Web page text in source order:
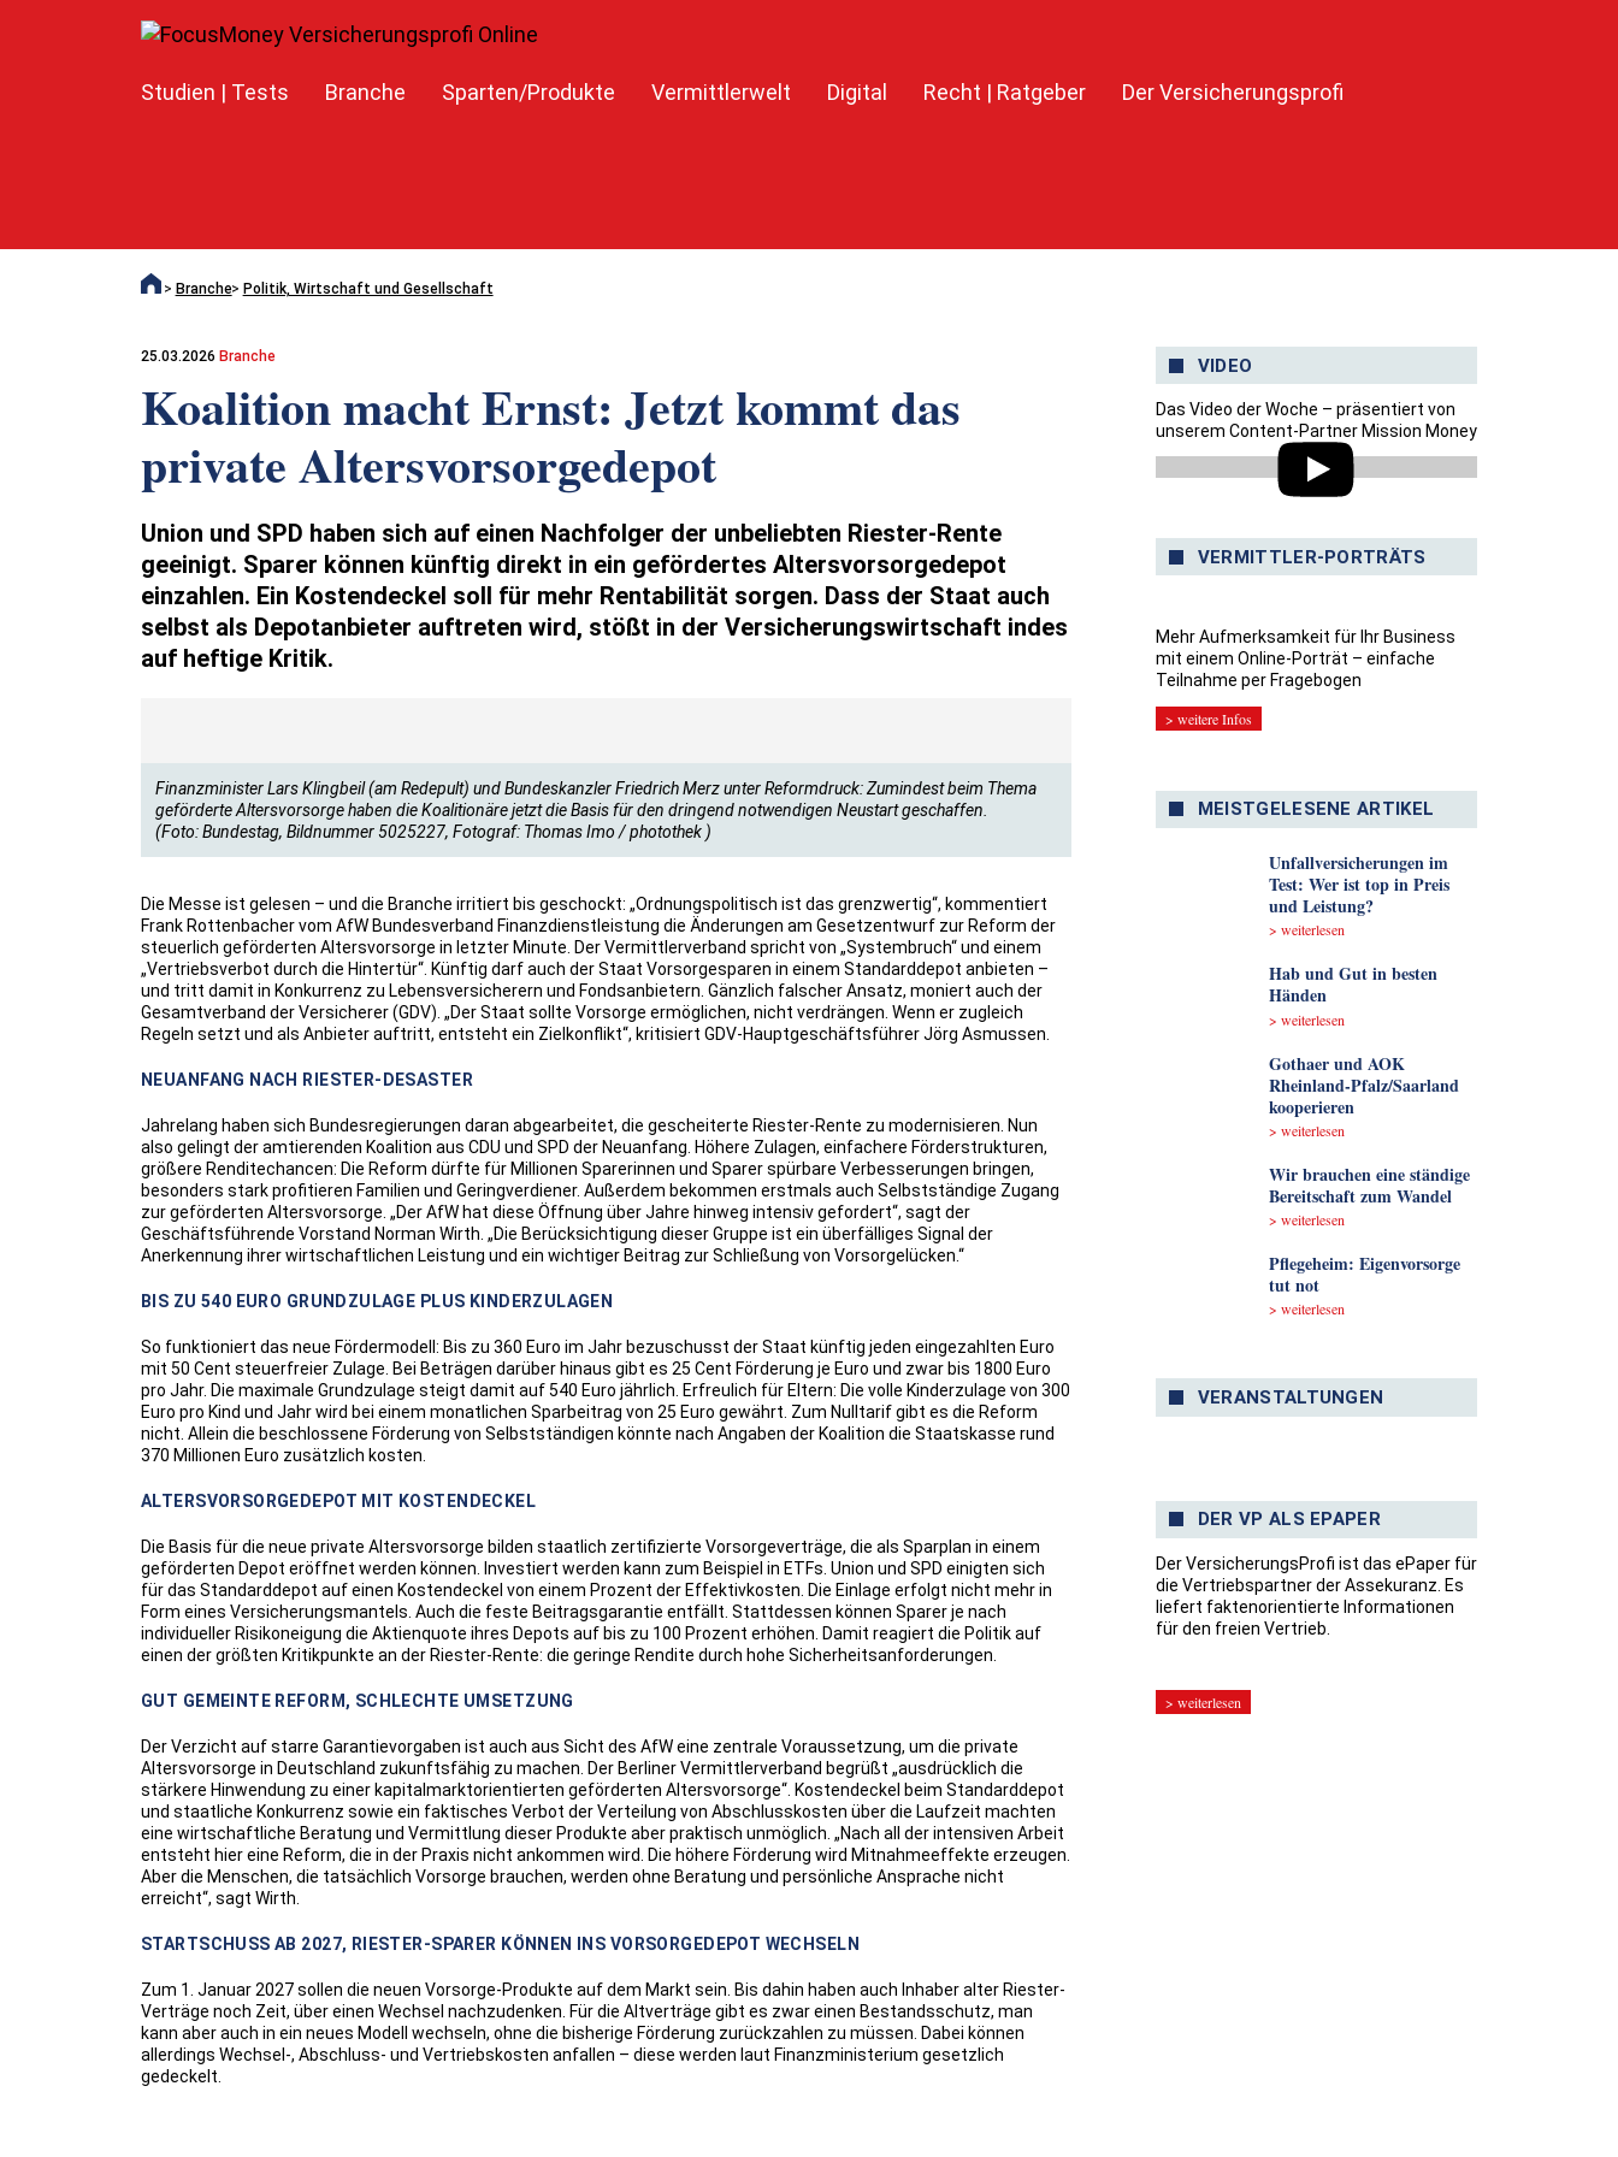
Studien | Tests Branche Sparten/Produkte Vermittlerwelt Digital Recht | Ratgeber Der Versicherungsprofi
Branche Politik, Wirtschaft und Gesellschaft
25.03.2026 Branche
Koalition macht Ernst: Jetzt kommt das
private Altersvorsorgedepot
Union und SPD haben sich auf einen Nachfolger der unbeliebten Riester-Rente
geeinigt. Sparer können künftig direkt in ein gefördertes Altersvorsorgedepot
einzahlen. Ein Kostendeckel soll für mehr Rentabilität sorgen. Dass der Staat auch
selbst als Depotanbieter auftreten wird, stößt in der Versicherungswirtschaft indes
auf heftige Kritik.
Finanzminister Lars Klingbeil (am Redepult) und Bundeskanzler Friedrich Merz unter Reformdruck: Zumindest beim Thema
geförderte Altersvorsorge haben die Koalitionäre jetzt die Basis für den dringend notwendigen Neustart geschaffen.
(Foto: Bundestag, Bildnummer 5025227, Fotograf: Thomas Imo / photothek )
Die Messe ist gelesen – und die Branche irritiert bis geschockt: „Ordnungspolitisch ist das grenzwertig“, kommentiert
Frank Rottenbacher vom AfW Bundesverband Finanzdienstleistung die Änderungen am Gesetzentwurf zur Reform der
steuerlich geförderten Altersvorsorge in letzter Minute. Der Vermittlerverband spricht von „Systembruch“ und einem
„Vertriebsverbot durch die Hintertür“. Künftig darf auch der Staat Vorsorgesparen in einem Standarddepot anbieten –
und tritt damit in Konkurrenz zu Lebensversicherern und Fondsanbietern. Gänzlich falscher Ansatz, moniert auch der
Gesamtverband der Versicherer (GDV). „Der Staat sollte Vorsorge ermöglichen, nicht verdrängen. Wenn er zugleich
Regeln setzt und als Anbieter auftritt, entsteht ein Zielkonflikt“, kritisiert GDV-Hauptgeschäftsführer Jörg Asmussen.
NEUANFANG NACH RIESTER-DESASTER
Jahrelang haben sich Bundesregierungen daran abgearbeitet, die gescheiterte Riester-Rente zu modernisieren. Nun
also gelingt der amtierenden Koalition aus CDU und SPD der Neuanfang. Höhere Zulagen, einfachere Förderstrukturen,
größere Renditechancen: Die Reform dürfte für Millionen Sparerinnen und Sparer spürbare Verbesserungen bringen,
besonders stark profitieren Familien und Geringverdiener. Außerdem bekommen erstmals auch Selbstständige Zugang
zur geförderten Altersvorsorge. „Der AfW hat diese Öffnung über Jahre hinweg intensiv gefordert“, sagt der
Geschäftsführende Vorstand Norman Wirth. „Die Berücksichtigung dieser Gruppe ist ein überfälliges Signal der
Anerkennung ihrer wirtschaftlichen Leistung und ein wichtiger Beitrag zur Schließung von Vorsorgelücken.“
BIS ZU 540 EURO GRUNDZULAGE PLUS KINDERZULAGEN
So funktioniert das neue Fördermodell: Bis zu 360 Euro im Jahr bezuschusst der Staat künftig jeden eingezahlten Euro
mit 50 Cent steuerfreier Zulage. Bei Beträgen darüber hinaus gibt es 25 Cent Förderung je Euro und zwar bis 1800 Euro
pro Jahr. Die maximale Grundzulage steigt damit auf 540 Euro jährlich. Erfreulich für Eltern: Die volle Kinderzulage von 300
Euro pro Kind und Jahr wird bei einem monatlichen Sparbeitrag von 25 Euro gewährt. Zum Nulltarif gibt es die Reform
nicht. Allein die beschlossene Förderung von Selbstständigen könnte nach Angaben der Koalition die Staatskasse rund
370 Millionen Euro zusätzlich kosten.
ALTERSVORSORGEDEPOT MIT KOSTENDECKEL
Die Basis für die neue private Altersvorsorge bilden staatlich zertifizierte Vorsorgeverträge, die als Sparplan in einem
geförderten Depot eröffnet werden können. Investiert werden kann zum Beispiel in ETFs. Union und SPD einigten sich
für das Standarddepot auf einen Kostendeckel von einem Prozent der Effektivkosten. Die Einlage erfolgt nicht mehr in
Form eines Versicherungsmantels. Auch die feste Beitragsgarantie entfällt. Stattdessen können Sparer je nach
individueller Risikoneigung die Aktienquote ihres Depots auf bis zu 100 Prozent erhöhen. Damit reagiert die Politik auf
einen der größten Kritikpunkte an der Riester-Rente: die geringe Rendite durch hohe Sicherheitsanforderungen.
GUT GEMEINTE REFORM, SCHLECHTE UMSETZUNG
Der Verzicht auf starre Garantievorgaben ist auch aus Sicht des AfW eine zentrale Voraussetzung, um die private
Altersvorsorge in Deutschland zukunftsfähig zu machen. Der Berliner Vermittlerverband begrüßt „ausdrücklich die
stärkere Hinwendung zu einer kapitalmarktorientierten geförderten Altersvorsorge“. Kostendeckel beim Standarddepot
und staatliche Konkurrenz sowie ein faktisches Verbot der Verteilung von Abschlusskosten über die Laufzeit machten
eine wirtschaftliche Beratung und Vermittlung dieser Produkte aber praktisch unmöglich. „Nach all der intensiven Arbeit
entsteht hier eine Reform, die in der Praxis nicht ankommen wird. Die höhere Förderung wird Mitnahmeeffekte erzeugen.
Aber die Menschen, die tatsächlich Vorsorge brauchen, werden ohne Beratung und persönliche Ansprache nicht
erreicht“, sagt Wirth.
STARTSCHUSS AB 2027, RIESTER-SPARER KÖNNEN INS VORSORGEDEPOT WECHSELN
Zum 1. Januar 2027 sollen die neuen Vorsorge-Produkte auf dem Markt sein. Bis dahin haben auch Inhaber alter Riester-
Verträge noch Zeit, über einen Wechsel nachzudenken. Für die Altverträge gibt es zwar einen Bestandsschutz, man
kann aber auch in ein neues Modell wechseln, ohne die bisherige Förderung zurückzahlen zu müssen. Dabei können
allerdings Wechsel-, Abschluss- und Vertriebskosten anfallen – diese werden laut Finanzministerium gesetzlich
gedeckelt.
VIDEO
Das Video der Woche – präsentiert von
unserem Content-Partner Mission Money
VERMITTLER-PORTRÄTS
Mehr Aufmerksamkeit für Ihr Business
mit einem Online-Porträt – einfache
Teilnahme per Fragebogen
> weitere Infos
MEISTGELESENE ARTIKEL
Unfallversicherungen im
Test: Wer ist top in Preis
und Leistung?
> weiterlesen
Hab und Gut in besten
Händen
> weiterlesen
Gothaer und AOK
Rheinland-Pfalz/Saarland
kooperieren
> weiterlesen
Wir brauchen eine ständige
Bereitschaft zum Wandel
> weiterlesen
Pflegeheim: Eigenvorsorge
tut not
> weiterlesen
VERANSTALTUNGEN
DER VP ALS EPAPER
Der VersicherungsProfi ist das ePaper für
die Vertriebspartner der Assekuranz. Es
liefert faktenorientierte Informationen
für den freien Vertrieb.
> weiterlesen